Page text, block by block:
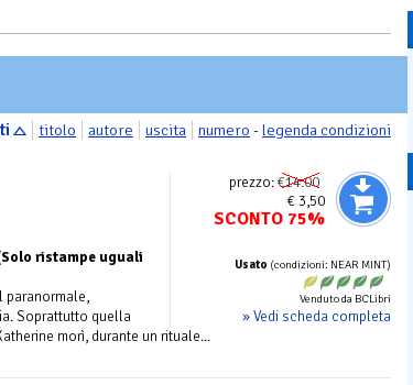
titolo autore uscita numero -legenda condizioni
prezzo:€14.00
€ 3,50
SCONTO 75%
Usato (condizioni: NEAR MINT)
Venduto da BCLibri
» Vedi scheda completa
ristampe uguali
paranormale,
Soprattutto quella
morì, durante un rituale...